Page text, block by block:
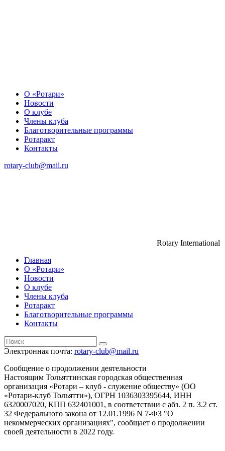
О «Ротари»
Новости
О клубе
Члены клуба
Благотворительные программы
Ротаракт
Контакты
rotary-club@mail.ru
Rotary International
Главная
О «Ротари»
Новости
О клубе
Члены клуба
Ротаракт
Благотворительные программы
Контакты
Электронная почта: rotary-club@mail.ru
Сообщение о продолжении деятельности
Настоящим Тольяттинская городская общественная
организация «Ротари – клуб - служение обществу» (ОО
«Ротари-клуб Тольятти»), ОГРН 1036303395644, ИНН
6320007020, КПП 632401001, в соответствии с абз. 2 п. 3.2 ст.
32 Федерального закона от 12.01.1996 N 7-ФЗ "О
некоммерческих организациях", сообщает о продолжении
своей деятельности в 2022 году.